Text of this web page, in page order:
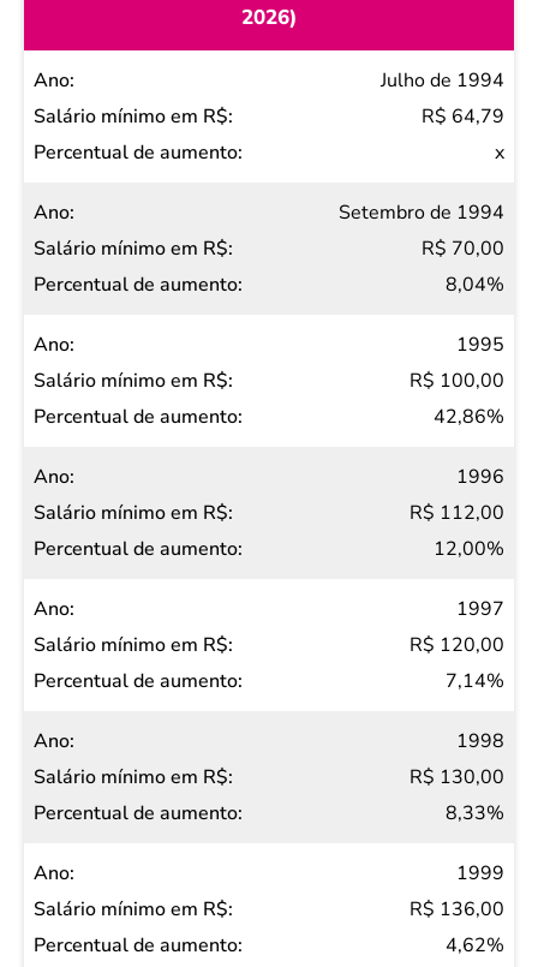
2026)
Ano
Salário
mínimo
Percentual
de
aumento
Julho de 1994
R$ 64,79
x
Setembro de 1994
R$ 70,00
8,04%
1995
R$ 100,00
42,86%
1996
R$ 112,00
12,00%
1997
R$ 120,00
7,14%
1998
R$ 130,00
8,33%
1999
R$ 136,00
4,62%